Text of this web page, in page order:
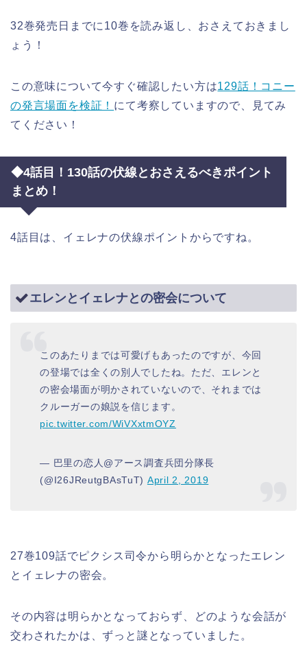
32巻発売日までに10巻を読み返し、おさえておきまし
ょう！
この意味について今すぐ確認したい方は129話！コニー
の発言場面を検証！ にて考察していますので、見てみ
てください！
◆4話目！130話の伏線とおさえるべきポイント
まとめ！
4話目は、イェレナの伏線ポイントからですね。
エレンとイェレナとの密会について
このあたりまでは可愛げもあったのですが、今回
の登場では全くの別人でしたね。ただ、エレンと
の密会場面が明かされていないので、それまでは
クルーガーの娘説を信じます。
pic.twitter.com/WiVXxtmOYZ
— 巴里の恋人@アース調査兵団分隊長
(@I26JReutgBAsTuT) April 2, 2019
27巻109話でピクシス司令から明らかとなったエレン
とイェレナの密会。
その内容は明らかとなっておらず、どのような会話が
交わされたかは、ずっと謎となっていました。